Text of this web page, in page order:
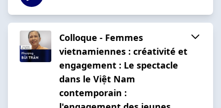
Colloque - Femmes
vietnamiennes : créativité et
engagement : Le spectacle
dans le Việt Nam
contemporain :